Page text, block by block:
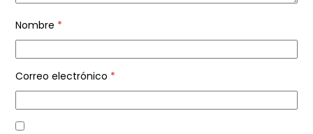
Nombre *
Correo electrónico *